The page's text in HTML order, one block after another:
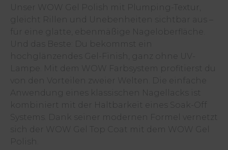
Unser WOW Gel Polish mit Plumping-Textur,
gleicht Rillen und Unebenheiten sichtbar aus –
für eine glatte, ebenmäßige Nageloberfläche.
Und das Beste: Du bekommst ein
hochglänzendes Gel-Finish, ganz ohne UV-
Lampe. Mit dem WOW Farbsystem profitierst du
von den Vorteilen zweier Welten. Die einfache
Anwendung eines klassischen Nagellacks ist
kombiniert mit der Haltbarkeit eines Soak-Off
Systems. Dank seiner modernen Formel vernetzt
sich der WOW Gel Top Coat mit dem WOW Gel
Polish.